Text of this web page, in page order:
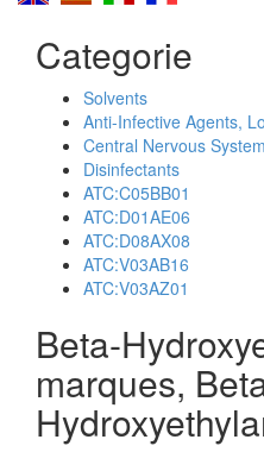
Categorie
Solvents
Anti-Infective Agents,
Central Nervous
Disinfectants
ATC:C05BB01
ATC:D01AE06
ATC:D08AX08
ATC:V03AB16
ATC:V03AZ01
Beta-
marques,